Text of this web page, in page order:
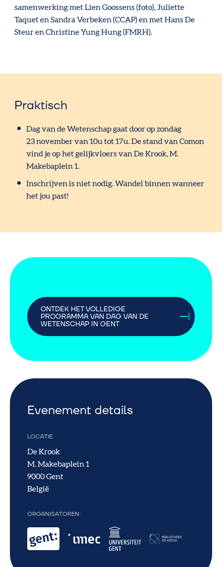
samenwerking met Lien Goossens (foto), Juliette
Taquet en Sandra Verbeken (CCAP) en met Hans De
Steur en Christine Yung Hung (FMRH).
Praktisch
Dag van de Wetenschap gaat door op zondag
23 november van 10u tot 17u. De stand van Comon
vind je op het gelijkvloers van De Krook, M.
Makebaplein 1.
Inschrijven is niet nodig. Wandel binnen wanneer
het jou past!
ONTDEK HET VOLLEDIGE
PROGRAMMA VAN DAG VAN DE
WETENSCHAP IN GENT
Evenement details
LOCATIE
De Krook
M. Makebaplein 1
9000 Gent
België
ORGANISATOREN